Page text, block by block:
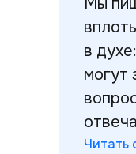
в
могут
Читать